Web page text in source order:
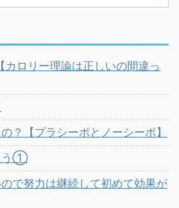
ロリー理論は正しいの間違っ
？【プラシーボとノーシーボ】
う①
で努力は継続して初めて効果が